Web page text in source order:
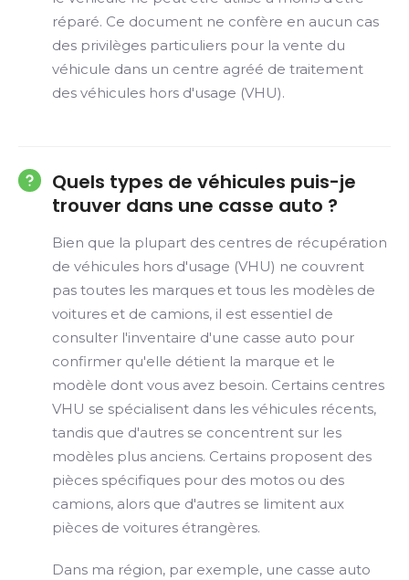
réparé. Ce document ne confère en aucun cas
des privilèges particuliers pour la vente du
véhicule dans un centre agréé de traitement
des véhicules hors d'usage (VHU).
Quels types de véhicules puis-je
trouver dans une casse auto ?
Bien que la plupart des centres de récupération
de véhicules hors d'usage (VHU) ne couvrent
pas toutes les marques et tous les modèles de
voitures et de camions, il est essentiel de
consulter l'inventaire d'une casse auto pour
confirmer qu'elle détient la marque et le
modèle dont vous avez besoin. Certains centres
VHU se spécialisent dans les véhicules récents,
tandis que d'autres se concentrent sur les
modèles plus anciens. Certains proposent des
pièces spécifiques pour des motos ou des
camions, alors que d'autres se limitent aux
pièces de voitures étrangères.
Dans ma région, par exemple, une casse auto